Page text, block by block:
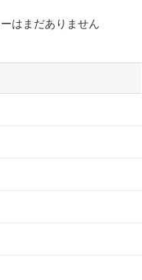
はまだありません